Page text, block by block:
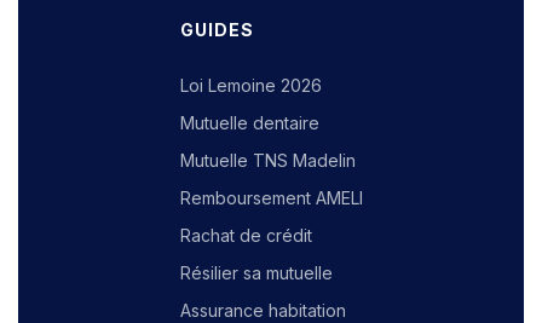
GUIDES
Loi Lemoine 2026
Mutuelle dentaire
Mutuelle TNS Madelin
Remboursement AMELI
Rachat de crédit
Résilier sa mutuelle
Assurance habitation